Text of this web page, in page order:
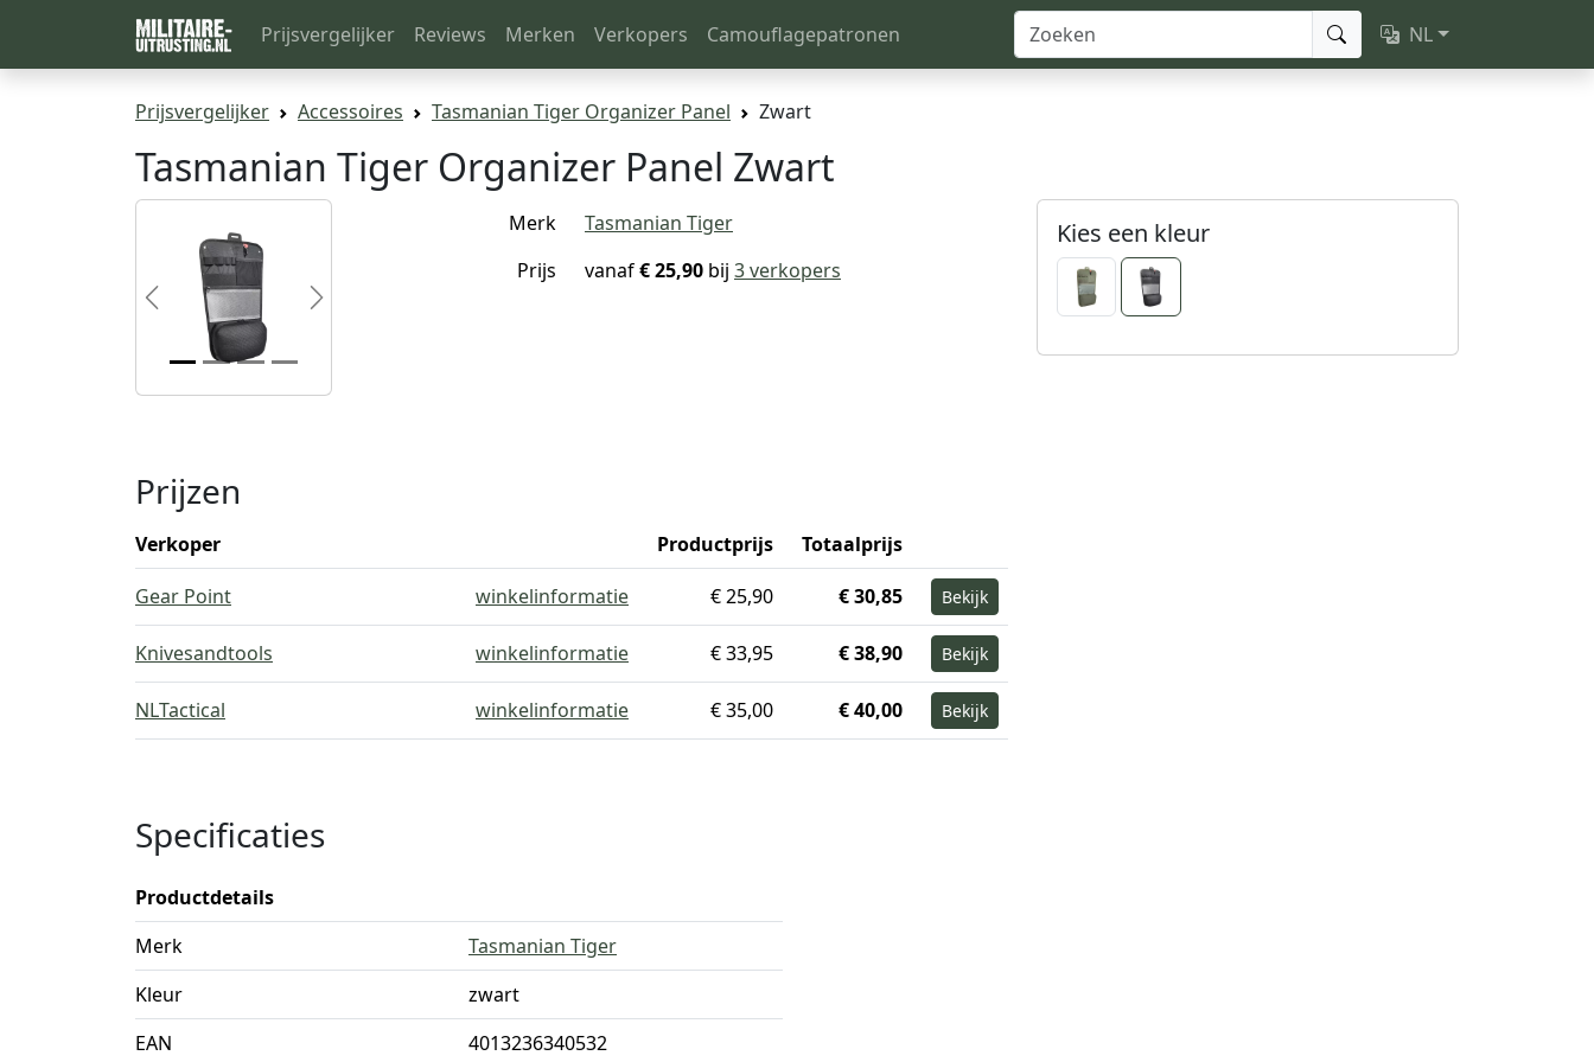
Prijsvergelijker Reviews Merken Verkopers Camouflagepatronen NL
Prijsvergelijker Accessoires Tasmanian Tiger Organizer Panel Zwart
Tasmanian Tiger Organizer Panel Zwart
Previous Next
Merk
Tasmanian Tiger
Prijs
vanaf€ 25,90 bij 3 verkopers
Kies een kleur
Prijzen
Verkoper Productprijs
Totaalprijs
Gear Point
winkelinformatie € 25,90 € 30,85 Bekijk
Knivesandtools winkelinformatie € 33,95 € 38,90 Bekijk
NLTactical winkelinformatie € 35,00 € 40,00 Bekijk
Specificaties
Productdetails
Merk
Tasmanian Tiger
Kleur
zwart
EAN
4013236340532